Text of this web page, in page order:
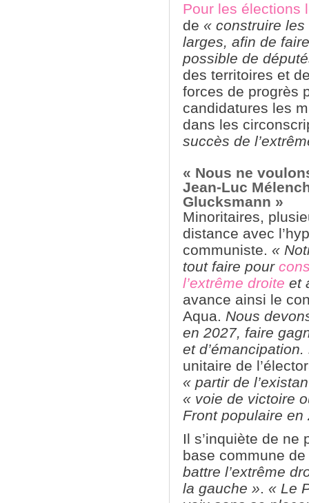
Pour les élections
de « construire
larges, afin de
possible de
des territoires et
forces de progrès
candidatures les
dans les
succès de
« Nous ne
Jean-Luc
Glucksmann »
Minoritaires,
distance avec
communiste. «
tout faire pour
l’extrême droite et
avance ainsi le
Aqua. Nous
en 2027, faire
et
unitaire de
« partir de
« voie de victoire
Front populaire en
Il s’inquiète de ne
base commune de
battre l’extrême
la gauche ». « Le